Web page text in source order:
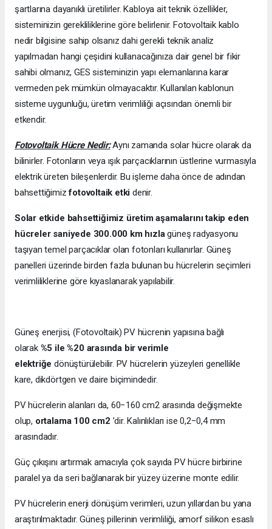
şartlarına dayanıklı üretilirler. Kabloya ait teknik özellikler,
sisteminizin gerekliliklerine göre belirlenir. Fotovoltaik kablo
nedir bilgisine sahip olsanız dahi gerekli teknik analiz
yapılmadan hangi çeşidini kullanacağınıza dair genel bir fikir
sahibi olmanız, GES sisteminizin yapı elemanlarına karar
vermeden pek mümkün olmayacaktır. Kullanılan kablonun
sisteme uygunluğu, üretim verimliliği açısından önemli bir
etkendir.
Fotovoltaik Hücre Nedir:Aynı zamanda solar hücre olarak da
bilinirler. Fotonların veya ışık parçacıklarının üstlerine vurmasıyla
elektrik üreten bileşenlerdir. Bu işleme daha önce de adından
bahsettiğimizfotovoltaik etkidenir.
Solar etkide bahsettiğimiz üretim aşamalarını takip eden
hücreler saniyede 300.000 km hızlagüneş radyasyonu
taşıyan temel parçacıklar olan fotonları kullanırlar. Güneş
panelleri üzerinde birden fazla bulunan bu hücrelerin seçimleri
verimliliklerine göre kıyaslanarak yapılabilir.
Güneş enerjisi, (Fotovoltaik) PV hücrenin yapısına bağlı
olarak %5 ile %20 arasında bir verimle
elektriğedönüştürülebilir. PV hücrelerin yüzeyleri genellikle
kare, dikdörtgen ve daire biçimindedir.
PV hücrelerin alanları da, 60−160 cm2 arasında değişmekte
olup, ortalama 100 cm2 ’dir. Kalınlıkları ise 0,2−0,4 mm
arasındadır.
Güç çıkışını artırmak amacıyla çok sayıda PV hücre birbirine
paralel ya da seri bağlanarak bir yüzey üzerine monte edilir.
PV hücrelerin enerji dönüşüm verimleri, uzun yıllardan bu yana
araştırılmaktadır. Güneş pillerinin verimliliği, amorf silikon esaslı